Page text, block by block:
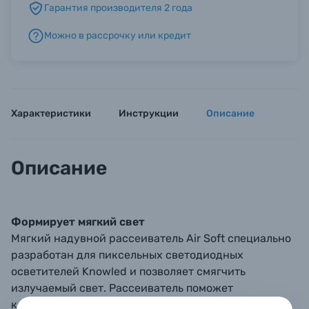
Б/У фототехника (Комиссионные товары)
Гарантия производителя 2 года
Можно в рассрочку или кредит
Характеристики Инструкции Описание
Описание
Формирует мягкий свет
Мягкий надувной рассеиватель Air Soft специально
разработан для пиксельных светодиодных
осветителей Knowled и позволяет смягчить
излучаемый свет. Рассеиватель поможет
контролировать контрастность светотеневых